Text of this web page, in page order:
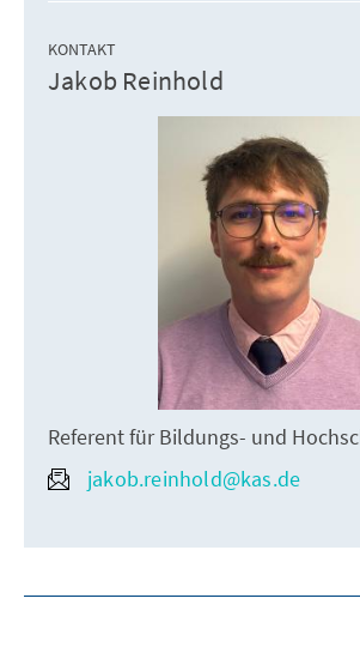
KONTAKT
Jakob Reinhold
Referent für Bildungs- und
jakob.reinhold@kas.de